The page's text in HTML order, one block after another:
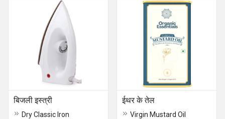
बिजली इस्त्री
Dry Classic Iron
ईथर के तेल
Virgin Mustard Oil